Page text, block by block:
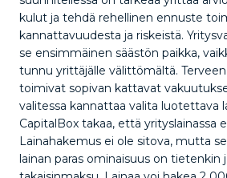
kulut ja tehdä rehellinen ennuste
kannattavuudesta ja riskeistä.
se ensimmäinen säästön paikka,
tunnu yrittäjälle välittömältä.
toimivat sopivan kattavat
valitessa kannattaa valita luotettava
CapitalBox takaa, että yrityslainassa
Lainahakemus ei ole sitova, mutta
lainan paras ominaisuus on tietenkin